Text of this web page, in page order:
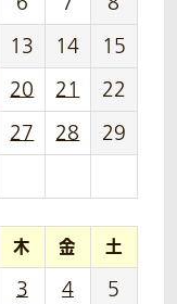
13 14
15
20 21
22
27 28
29
木 金 土
3 4
5